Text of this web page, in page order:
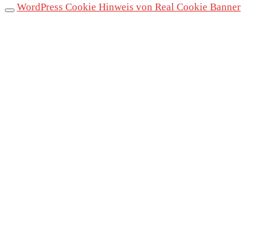
WordPress Cookie Hinweis von Real Cookie Banner